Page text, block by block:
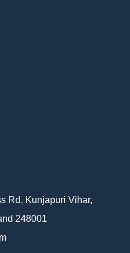
Rd, Kunjapuri Vihar,
248001